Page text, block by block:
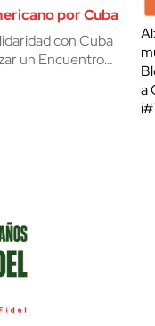
por Cuba
con Cuba
un Encuentro…
a